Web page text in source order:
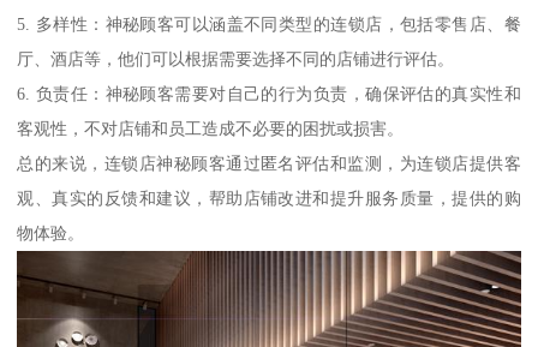
5. 多样性：神秘顾客可以涵盖不同类型的连锁店，包括零售店、餐
厅、酒店等，他们可以根据需要选择不同的店铺进行评估。
6. 负责任：神秘顾客需要对自己的行为负责，确保评估的真实性和
客观性，不对店铺和员工造成不必要的困扰或损害。
总的来说，连锁店神秘顾客通过匿名评估和监测，为连锁店提供客
观、真实的反馈和建议，帮助店铺改进和提升服务质量，提供的购
物体验。